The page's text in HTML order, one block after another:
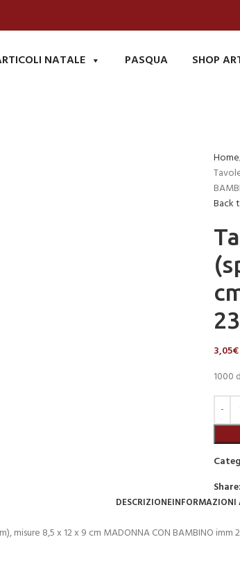
NATALE PASQUA SHOP
Home
Back
23
3,05€
1000
Share:
DESCRIZIONEINFORMAZIONI
8,5 x 12 x 9 cm MADONNA CON BAMBINO imm